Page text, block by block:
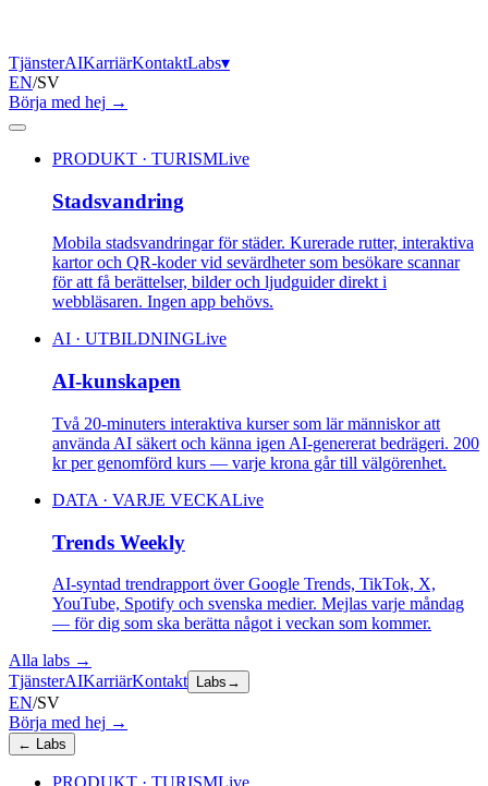
TjänsterAIKarriärKontaktLabs▾
EN/SV
Börja med hej →
PRODUKT · TURISMLive
Stadsvandring
Mobila stadsvandringar för städer. Kurerade rutter, interaktiva
kartor och QR-koder vid sevärdheter som besökare scannar
för att få berättelser, bilder och ljudguider direkt i
webbläsaren. Ingen app behövs.
AI · UTBILDNINGLive
AI-kunskapen
Två 20-minuters interaktiva kurser som lär människor att
använda AI säkert och känna igen AI-genererat bedrägeri. 200
kr per genomförd kurs — varje krona går till välgörenhet.
DATA · VARJE VECKALive
Trends Weekly
AI-syntad trendrapport över Google Trends, TikTok, X,
YouTube, Spotify och svenska medier. Mejlas varje måndag
— för dig som ska berätta något i veckan som kommer.
Alla labs →
TjänsterAIKarriärKontakt Labs →
EN/SV
Börja med hej →
← Labs